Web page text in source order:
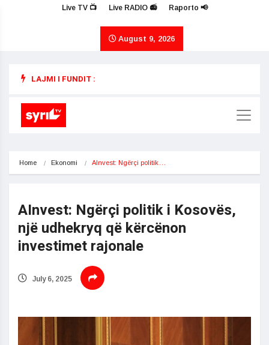
Live TV 📺 Live RADIO 📻 Raporto 📢
August 9, 2026
LAJMI I FUNDIT :
Home Ekonomi AInvest: Ngërçi politik…
AInvest: Ngërçi politik i Kosovës,
një udhekryq që kërcënon
investimet rajonale
July 6, 2025